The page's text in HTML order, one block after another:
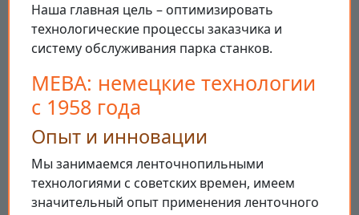
Наша главная цель – оптимизировать
технологические процессы заказчика и
систему обслуживания парка станков.
MEBA: немецкие технологии
с 1958 года
Опыт и инновации
Мы занимаемся ленточнопильными
технологиями с советских времен, имеем
значительный опыт применения ленточного